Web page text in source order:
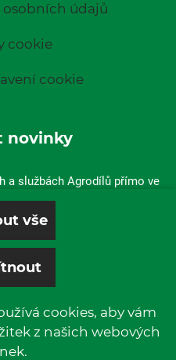
osobních údajů
cookie
cookie
novinky
a službách Agrodílů přímo ve
poště.
cookies, aby vám
z našich webových